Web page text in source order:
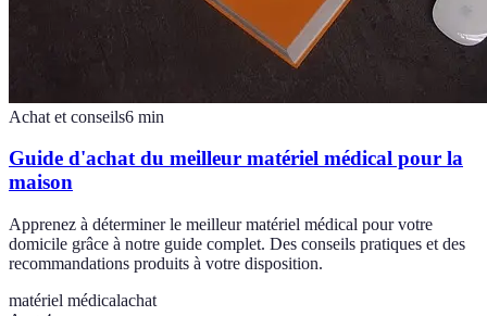
Achat et conseils6 min
Guide d'achat du meilleur matériel médical pour la
maison
Apprenez à déterminer le meilleur matériel médical pour votre
domicile grâce à notre guide complet. Des conseils pratiques et des
recommandations produits à votre disposition.
matériel médicalachat